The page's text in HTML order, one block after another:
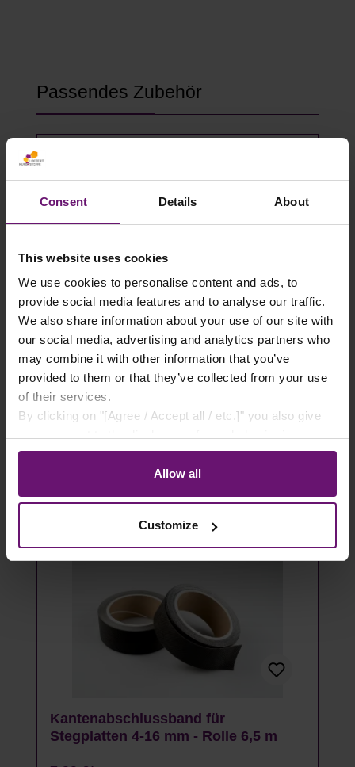
Consent Details About
This website uses cookies
We use cookies to personalise content and ads, to
provide social media features and to analyse our traffic.
We also share information about your use of our site with
our social media, advertising and analytics partners who
may combine it with other information that you’ve
provided to them or that they’ve collected from your use
of their services.
By clicking on "[Agree / Accept all / etc.]" you also give
store to our partner, shopware AG (Ebbinghoff 10, 48624
Schöppingen, Germany), which cannot assign this data
to you personally, but may process it for its own
Allow all
Customize
Produktgalerie überspringen
Passendes Zubehör
Gewächshausklammern 4 bis 10 mm
- 100 Stück
14,49 €*
Artikel ausverkauft
Kantenabschlussband für
Stegplatten 4-16 mm - Rolle 6,5 m